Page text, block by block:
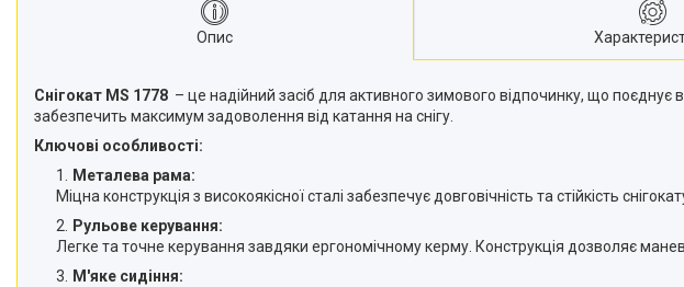
Опис
Снігокат MS 1778 – це надійний засіб для активного зимового відпочинку, що поєднує
забезпечить максимум задоволення від катання на снігу.
Ключові особливості:
Металева рама:
Міцна конструкція з високоякісної сталі забезпечує довговічність та стійкість
Рульове керування:
Легке та точне керування завдяки ергономічному керму. Конструкція дозволяє
М'яке сидіння: